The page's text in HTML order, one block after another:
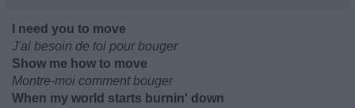
I need you to move
J'ai besoin de toi pour bouger
Show me how to move
Montre-moi comment bouger
When my world starts burnin' down